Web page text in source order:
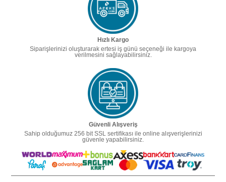
Hızlı Kargo
Siparişlerinizi oluşturarak ertesi iş günü seçeneği ile kargoya
verilmesini sağlayabilirsiniz.
Güvenli Alışveriş
Sahip olduğumuz 256 bit SSL sertifikası ile online alışverişlerinizi
güvenle yapabilirsiniz.